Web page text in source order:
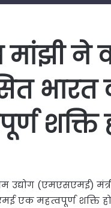
मांझी ने
भारत
शक्ति
उद्योग (एमएसएमई)
एक महत्वपूर्ण शक्ति